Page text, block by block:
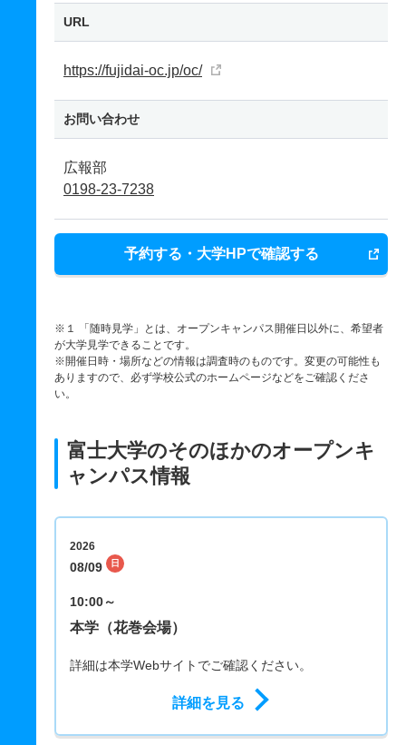
URL
https://fujidai-oc.jp/oc/
お問い合わせ
広報部
0198-23-7238
予約する・大学HPで確認する
※１ 「随時見学」とは、オープンキャンパス開催日以外に、希望者
が大学見学できることです。
※開催日時・場所などの情報は調査時のものです。変更の可能性も
ありますので、必ず学校公式のホームページなどをご確認くださ
い。
富士大学のそのほかのオープンキ
ャンパス情報
2026
08/09 日
10:00～
本学（花巻会場）
詳細は本学Webサイトでご確認ください。
詳細を見る